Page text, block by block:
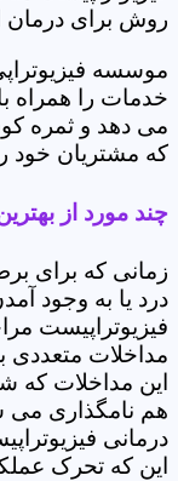
روش برای درمان
موسسه
خدمات را همراه
می دهد و ثمره
که مشتریان خود
چند مورد از
زمانی که برای
درد یا به وجود
فیزیوتراپیست
مداخلات متعددی
این مداخلات که
هم نامگذاری می
درمانی
این که تحرک